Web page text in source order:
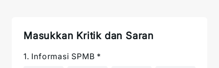
Masukkan Kritik dan Saran
1. Informasi SPMB *